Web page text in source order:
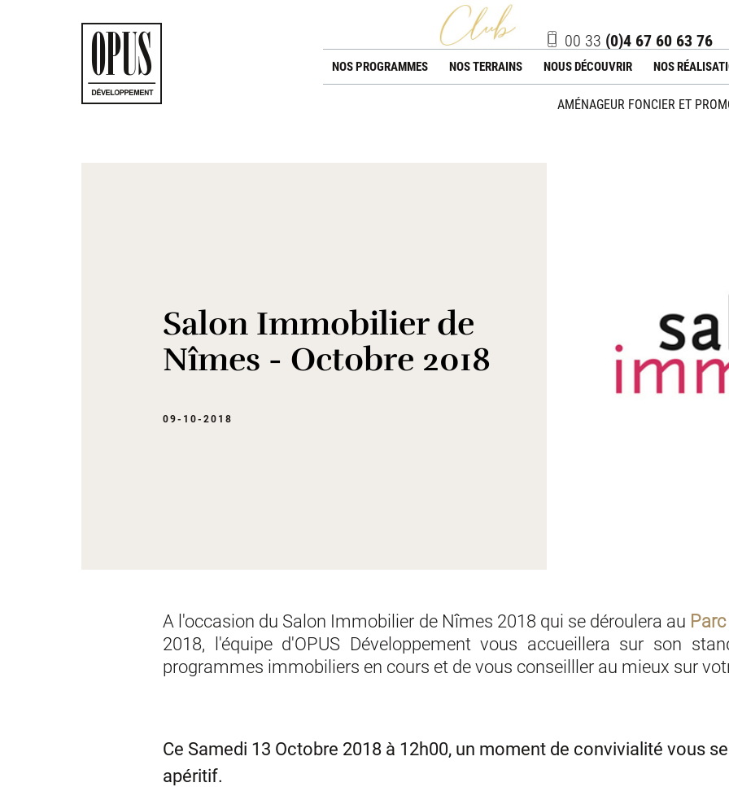
00 33 (0)4 67 60 63 76
NOS PROGRAMMES NOS TERRAINS NOUS DÉCOUVRIR NOS
AMÉNAGEUR FONCIER ET
Salon Immobilier de
Nîmes - Octobre 2018
09-10-2018
A l'occasion du Salon Immobilier de Nîmes 2018 qui se déroulera au
2018, l'équipe d'OPUS Développement vous accueillera sur son
programmes immobiliers en cours et de vous conseilller au mieux sur
Ce Samedi 13 Octobre 2018 à 12h00, un moment de convivialité vous
apéritif.